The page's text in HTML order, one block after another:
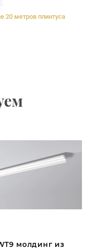
метров плинтуса
молдинг из